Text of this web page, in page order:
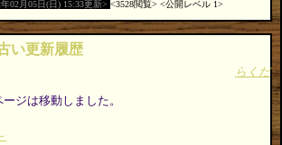
年02月05日(日) 15:33更新 3528閲覧 公開レベル 1
い更新履歴
らくだ
ジは移動しました。